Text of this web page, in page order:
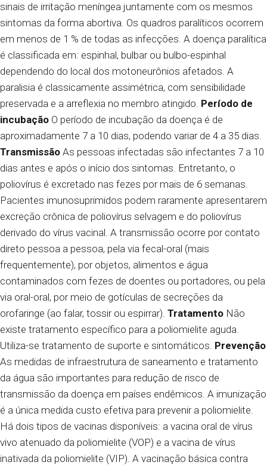
sinais de irritação meníngea juntamente com os mesmos
sintomas da forma abortiva. Os quadros paralíticos ocorrem
em menos de 1 % de todas as infecções. A doença paralítica
é classificada em: espinhal, bulbar ou bulbo-espinhal
dependendo do local dos motoneurônios afetados. A
paralisia é classicamente assimétrica, com sensibilidade
preservada e a arreflexia no membro atingido. Período de
incubação O período de incubação da doença é de
aproximadamente 7 a 10 dias, podendo variar de 4 a 35 dias.
Transmissão As pessoas infectadas são infectantes 7 a 10
dias antes e após o início dos sintomas. Entretanto, o
poliovírus é excretado nas fezes por mais de 6 semanas.
Pacientes imunosuprimidos podem raramente apresentarem
excreção crônica de poliovírus selvagem e do poliovírus
derivado do vírus vacinal. A transmissão ocorre por contato
direto pessoa a pessoa, pela via fecal-oral (mais
frequentemente), por objetos, alimentos e água
contaminados com fezes de doentes ou portadores, ou pela
via oral-oral, por meio de gotículas de secreções da
orofaringe (ao falar, tossir ou espirrar). Tratamento Não
existe tratamento específico para a poliomielite aguda.
Utiliza-se tratamento de suporte e sintomáticos. Prevenção
As medidas de infraestrutura de saneamento e tratamento
da água são importantes para redução de risco de
transmissão da doença em países endêmicos. A imunização
é a única medida custo efetiva para prevenir a poliomielite.
Há dois tipos de vacinas disponíveis: a vacina oral de vírus
vivo atenuado da poliomielite (VOP) e a vacina de vírus
inativada da poliomielite (VIP). A vacinação básica contra